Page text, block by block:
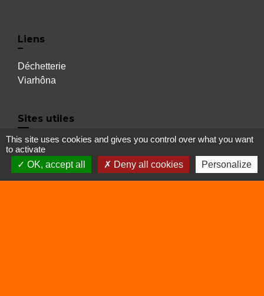
Liens
Déchetterie
Viarhôna
Sites utiles
Balcons du Dauphiné
Isère
This site uses cookies and gives you control over what you want
to activate
OK, accept all
Deny all cookies Personalize